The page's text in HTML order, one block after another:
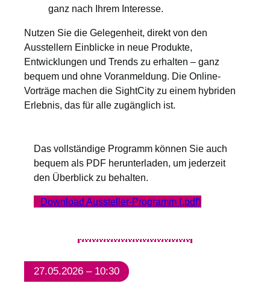
ganz nach Ihrem Interesse.
Nutzen Sie die Gelegenheit, direkt von den
Ausstellern Einblicke in neue Produkte,
Entwicklungen und Trends zu erhalten – ganz
bequem und ohne Voranmeldung. Die Online-
Vorträge machen die SightCity zu einem hybriden
Erlebnis, das für alle zugänglich ist.
Das vollständige Programm können Sie auch
bequem als PDF herunterladen, um jederzeit
den Überblick zu behalten.
Download Aussteller-Programm (.pdf)
27.05.2026 – 10:30